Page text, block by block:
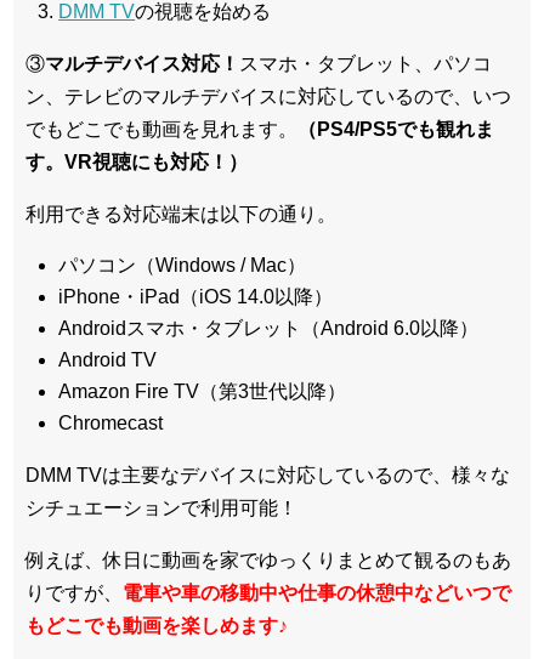
DMM TVの視聴を始める
③マルチデバイス対応！ スマホ・タブレット、パソコ
ン、テレビのマルチデバイスに対応しているので、いつ
でもどこでも動画を見れます。
（PS4/PS5でも観れま
す。VR視聴にも対応！）
利用できる対応端末は以下の通り。
パソコン（Windows / Mac）
iPhone・iPad（iOS 14.0以降）
Androidスマホ・タブレット（Android 6.0以降）
Android TV
Amazon Fire TV（第3世代以降）
Chromecast
DMM TVは主要なデバイスに対応しているので、 様々な
シチュエーションで利用可能！
例えば、休日に動画を家でゆっくりまとめて観るのもあ
りですが、 電車や車の移動中や仕事の休憩中などいつで
もどこでも動画を楽しめます♪